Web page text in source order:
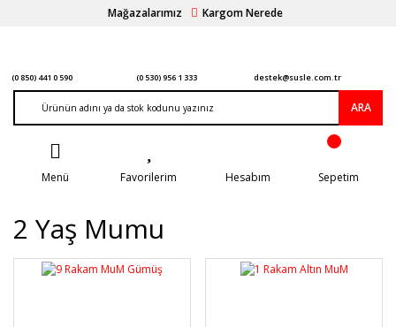
Mağazalarımız Kargom Nerede
(0 850) 441 0 590 (0 530) 956 1 333 destek@susle.com.tr
ARA
Menü Favorilerim Hesabım Sepetim
2 Yaş Mumu